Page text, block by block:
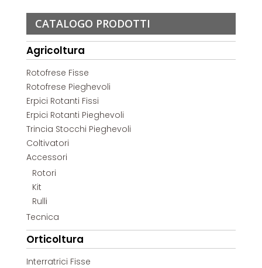
CATALOGO PRODOTTI
Agricoltura
Rotofrese Fisse
Rotofrese Pieghevoli
Erpici Rotanti Fissi
Erpici Rotanti Pieghevoli
Trincia Stocchi Pieghevoli
Coltivatori
Accessori
Rotori
Kit
Rulli
Tecnica
Orticoltura
Interratrici Fisse